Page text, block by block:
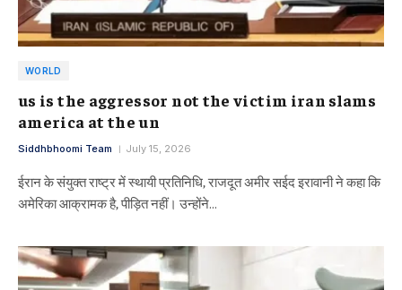
WORLD
us is the aggressor not the victim iran slams
america at the un
Siddhbhoomi Team July 15, 2026
ईरान के संयुक्त राष्ट्र में स्थायी प्रतिनिधि, राजदूत अमीर सईद इरावानी ने कहा कि
अमेरिका आक्रामक है, पीड़ित नहीं। उन्होंने…